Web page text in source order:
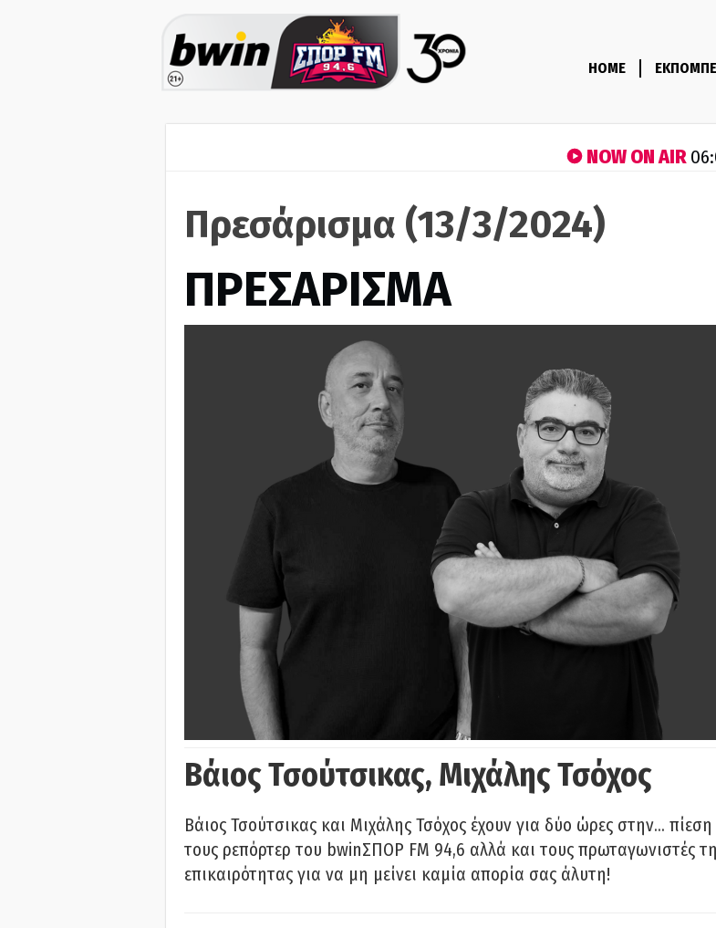
HOME
NOW ON AIR
Πρεσάρισμα (13/3/2024)
ΠΡΕΣΑΡΙΣΜΑ
Βάιος Τσούτσικας, Μιχάλης Τσόχος
Βάιος Τσούτσικας και Μιχάλης Τσόχος έχουν για δύο ώρες στην… πίεση
τους ρεπόρτερ του bwinΣΠΟΡ FM 94,6 αλλά και τους πρωταγωνιστές
επικαιρότητας για να μη μείνει καμία απορία σας άλυτη!